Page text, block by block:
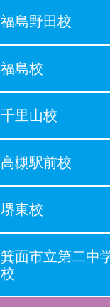
福島野田校
福島校
千里山校
高槻駅前校
堺東校
箕面市立第二中
校